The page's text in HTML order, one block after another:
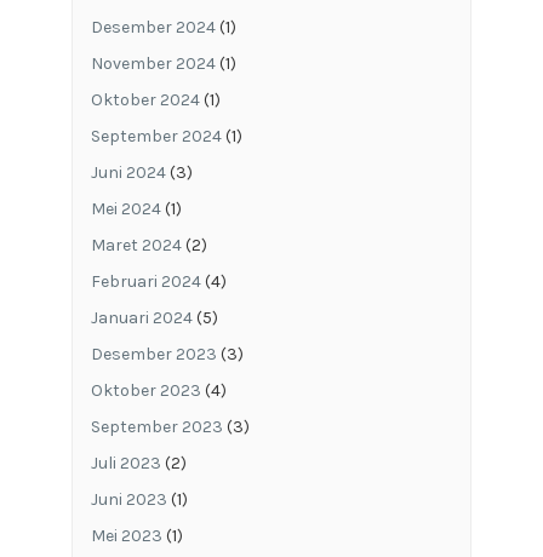
Desember 2024(1)
November 2024(1)
Oktober 2024(1)
September 2024(1)
Juni 2024(3)
Mei 2024(1)
Maret 2024(2)
Februari 2024(4)
Januari 2024(5)
Desember 2023 (3)
Oktober 2023 (4)
September 2023 (3)
Juli 2023 (2)
Juni 2023 (1)
Mei 2023 (1)